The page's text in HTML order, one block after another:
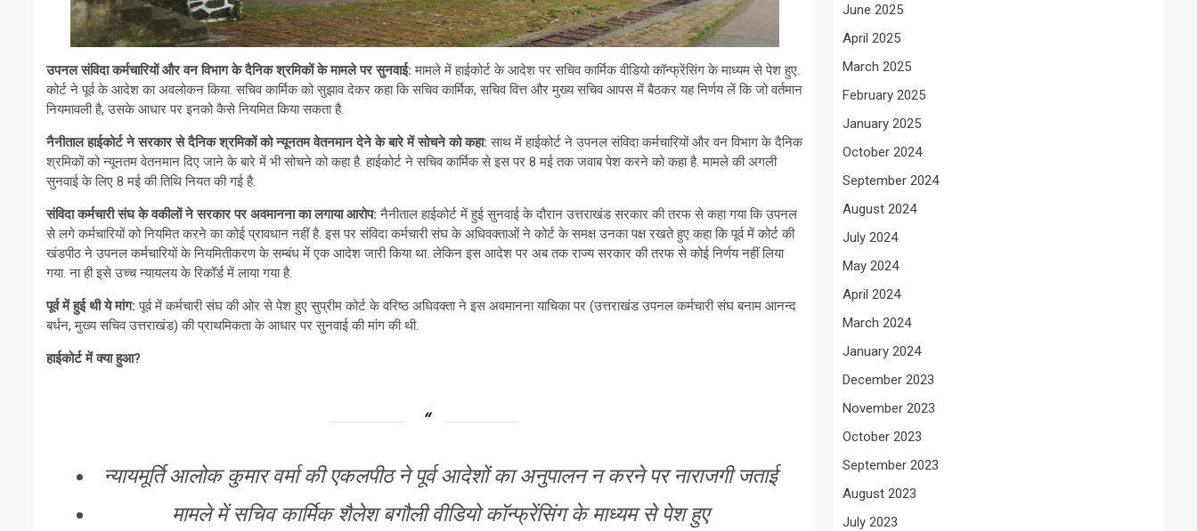
उपनल संविदा कर्मचारियों और वन विभाग के दैनिक श्रमिकों के मामले पर सुनवाई: मामले में हाईकोर्ट के आदेश पर सचिव कार्मिक वीडियो कॉन्फ्रेंसिंग के माध्यम से पेश हुए.
कोर्ट ने पूर्व के आदेश का अवलोकन किया. सचिव कार्मिक को सुझाव देकर कहा कि सचिव कार्मिक, सचिव वित्त और मुख्य सचिव आपस में बैठकर यह निर्णय लें कि जो वर्तमान
नियमावली है, उसके आधार पर इनको कैसे नियमित किया सकता है.
नैनीताल हाईकोर्ट ने सरकार से दैनिक श्रमिकों को न्यूनतम वेतनमान देने के बारे में सोचने को कहा: साथ में हाईकोर्ट ने उपनल संविदा कर्मचारियों और वन विभाग के दैनिक
श्रमिकों को न्यूनतम वेतनमान दिए जाने के बारे में भी सोचने को कहा है. हाईकोर्ट ने सचिव कार्मिक से इस पर 8 मई तक जवाब पेश करने को कहा है. मामले की अगली
सुनवाई के लिए 8 मई की तिथि नियत की गई है.
संविदा कर्मचारी संघ के वकीलों ने सरकार पर अवमानना का लगाया आरोप: नैनीताल हाईकोर्ट में हुई सुनवाई के दौरान उत्तराखंड सरकार की तरफ से कहा गया कि उपनल
से लगे कर्मचारियों को नियमित करने का कोई प्रावधान नहीं है. इस पर संविदा कर्मचारी संघ के अधिवक्ताओं ने कोर्ट के समक्ष उनका पक्ष रखते हुए कहा कि पूर्व में कोर्ट की
खंडपीठ ने उपनल कर्मचारियों के नियमितीकरण के सम्बंध में एक आदेश जारी किया था. लेकिन इस आदेश पर अब तक राज्य सरकार की तरफ से कोई निर्णय नहीं लिया
गया. ना ही इसे उच्च न्यायलय के रिकॉर्ड में लाया गया है.
पूर्व में हुई थी ये मांग: पूर्व में कर्मचारी संघ की ओर से पेश हुए सुप्रीम कोर्ट के वरिष्ठ अधिवक्ता ने इस अवमानना याचिका पर (उत्तराखंड उपनल कर्मचारी संघ बनाम आनन्द
बर्धन, मुख्य सचिव उत्तराखंड) की प्राथमिकता के आधार पर सुनवाई की मांग की थी.
हाईकोर्ट में क्या हुआ?
न्यायमूर्ति आलोक कुमार वर्मा की एकलपीठ ने पूर्व आदेशों का अनुपालन न करने पर नाराजगी जताई
मामले में सचिव कार्मिक शैलेश बगौली वीडियो कॉन्फ्रेंसिंग के माध्यम से पेश हुए
June 2025
April 2025
March 2025
February 2025
January 2025
October 2024
September 2024
August 2024
July 2024
May 2024
April 2024
March 2024
January 2024
December 2023
November 2023
October 2023
September 2023
August 2023
July 2023